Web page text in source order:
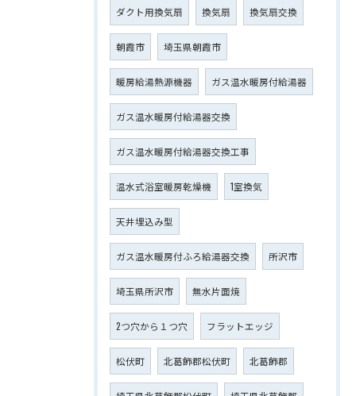
ダクト用換気扇 換気扇 換気扇交換
朝霞市 埼玉県朝霞市
暖房給湯熱源機器 ガス温水暖房付給湯器
ガス温水暖房付給湯器交換
ガス温水暖房付給湯器交換工事
温水式浴室暖房乾燥機 1室換気
天井埋込み型
ガス温水暖房付ふろ給湯器交換 所沢市
埼玉県所沢市 無水片面焼
2つ穴から１つ穴 フラットエッジ
松伏町 北葛飾郡松伏町 北葛飾郡